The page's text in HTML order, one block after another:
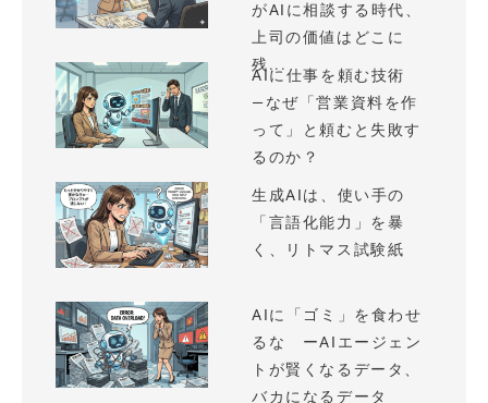
がAIに相談する時代、
上司の価値はどこに
残...
AIに仕事を頼む技術
—なぜ「営業資料を作
って」と頼むと失敗す
るのか？
生成AIは、使い手の
「言語化能力」を暴
く、リトマス試験紙
AIに「ゴミ」を食わせ
るな ーAIエージェン
トが賢くなるデータ、
バカになるデータ